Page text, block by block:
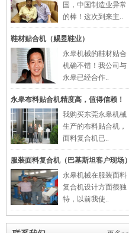
国，中国制造业异常
的棒！这次到来主..
鞋材贴合机（赐昱鞋业）
永皋机械的鞋材贴合
机确不错！我公司与
永皋已经合作..
永皋布料贴合机精度高，值得信赖！
我购买东莞永皋机械
生产的布料贴合机，
面料复合机已..
服装面料复合机（巴基斯坦客户现场）
永皋机械在服装面料
复合机设计方面很独
特，以前我使..